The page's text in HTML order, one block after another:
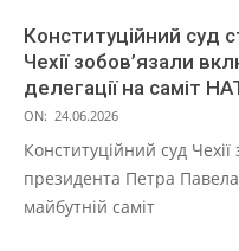
Конституційний суд
Чехії зобов’язали
делегації на саміт
ON: 24.06.2026
Конституційний суд
президента Петра Павела
майбутній саміт